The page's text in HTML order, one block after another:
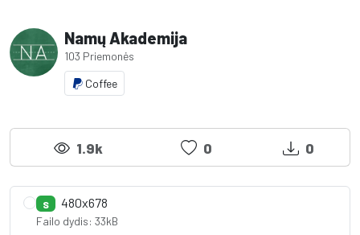
Namų Akademija
103 Priemonės
Coffee
1.9k 0 0
S 480x678
Failo dydis: 33kB